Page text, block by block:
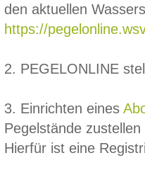
den aktuellen
https://
2. PEGELONLINE
3. Einrichten eines
Pegelstände
Hierfür ist eine